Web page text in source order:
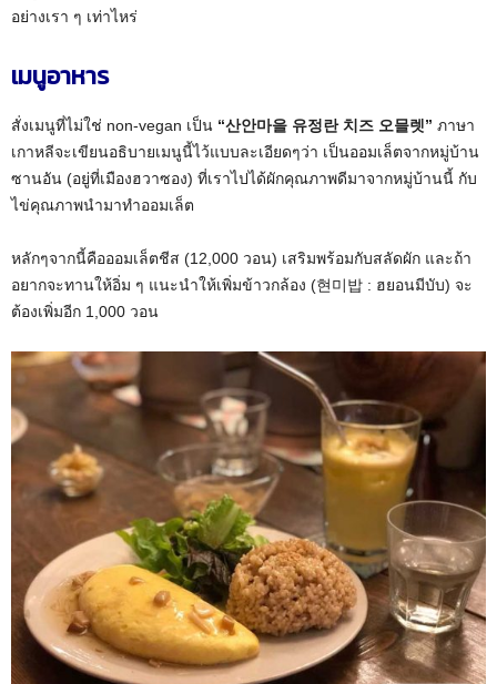
อย่างเรา ๆ เท่าไหร่
เมนูอาหาร
สั่งเมนูที่ไม่ใช่ non-vegan เป็น “산안마을 유정란 치즈 오믈렛” ภาษา
เกาหลีจะเขียนอธิบายเมนูนี้ไว้แบบละเอียดๆว่า เป็นออมเล็ตจากหมู่บ้าน
ซานอัน (อยู่ที่เมืองฮวาซอง) ที่เราไปได้ผักคุณภาพดีมาจากหมู่บ้านนี้ กับ
ไข่คุณภาพนำมาทำออมเล็ต
หลักๆจากนี้คือออมเล็ตชีส (12,000 วอน) เสริมพร้อมกับสลัดผัก และถ้า
อยากจะทานให้อิ่ม ๆ แนะนำให้เพิ่มข้าวกล้อง (현미밥 : ฮยอนมีบับ) จะ
ต้องเพิ่มอีก 1,000 วอน